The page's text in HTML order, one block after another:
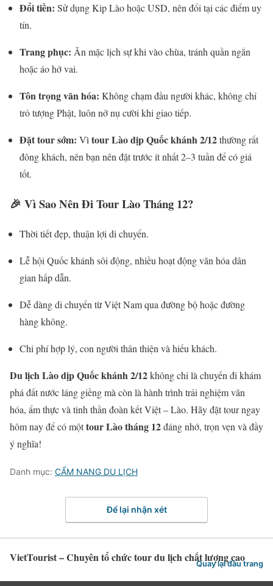
Đổi tiền: Sử dụng Kip Lào hoặc USD, nên đổi tại các điểm uy
tín.
Trang phục: Ăn mặc lịch sự khi vào chùa, tránh quần ngắn
hoặc áo hở vai.
Tôn trọng văn hóa: Không chạm đầu người khác, không chỉ
trỏ tượng Phật, luôn nở nụ cười khi giao tiếp.
Đặt tour sớm: Vìtour Lào dịp Quốc khánh 2/12thường rất
đông khách, nên bạn nên đặt trước ít nhất 2–3 tuần để có giá
tốt.
🎉 Vì Sao Nên Đi Tour Lào Tháng 12?
Thời tiết đẹp, thuận lợi di chuyển.
Lễ hội Quốc khánh sôi động, nhiều hoạt động văn hóa dân
gian hấp dẫn.
Dễ dàng di chuyển từ Việt Nam qua đường bộ hoặc đường
hàng không.
Chi phí hợp lý, con người thân thiện và hiếu khách.
Du lịch Lào dịp Quốc khánh 2/12không chỉ là chuyến đi khám
phá đất nước láng giềng mà còn là hành trình trải nghiệm văn
hóa, ẩm thực và tinh thần đoàn kết Việt – Lào. Hãy đặt tour ngay
hôm nay để có mộttour Lào tháng 12đáng nhớ, trọn vẹn và đầy
ý nghĩa!
Danh mục: CẨM NANG DU LỊCH
Để lại nhận xét
VietTourist – Chuyên tổ chức tour du lịch chất lượng cao
Quay lại đầu trang